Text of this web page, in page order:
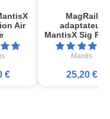
Air
€
MagRail
adaptateur
MantisX Sig
Mantis
25,20 €